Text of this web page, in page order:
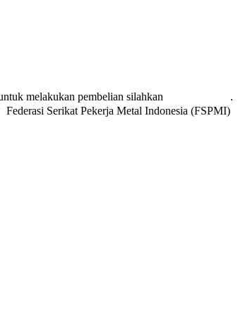
melakukan pembelian silahkan
.
Federasi Serikat Pekerja Metal Indonesia (FSPMI)